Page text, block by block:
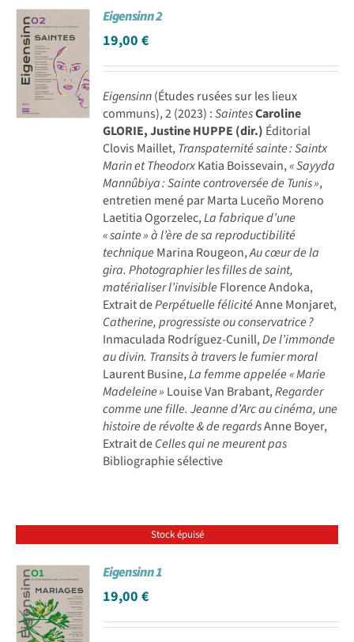
Achat en ligne
Panier WooCommerce
Eigensinn 2
19,00€
Eigensinn(Études rusées sur les lieux
communs), 2 (2023) :SaintesCaroline
GLORIE, Justine HUPPE (dir.) Éditorial
Clovis Maillet,Transpaternité sainte : Saintx
Marin et TheodorxKatia Boissevain,« Sayyda
Mannûbiya : Sainte controversée de Tunis »,
entretien mené par Marta Luceño Moreno
Laetitia Ogorzelec,La fabrique d’une
« sainte » à l’ère de sa reproductibilité
technique Marina Rougeon,Au cœur de la
gira. Photographier les filles de saint,
matérialiser l’invisible Florence Andoka,
Extrait dePerpétuelle félicitéAnne Monjaret,
Catherine, progressiste ou conservatrice ?
Inmaculada Rodríguez-Cunill,De l’immonde
au divin. Transits à travers le fumier moral
Laurent Busine,La femme appelée « Marie
Madeleine » Louise Van Brabant,Regarder
comme une fille. Jeanne d’Arc au cinéma, une
histoire de révolte & de regardsAnne Boyer,
Extrait deCelles qui ne meurent pas
Bibliographie sélective
Stock épuisé
Eigensinn 1
19,00€